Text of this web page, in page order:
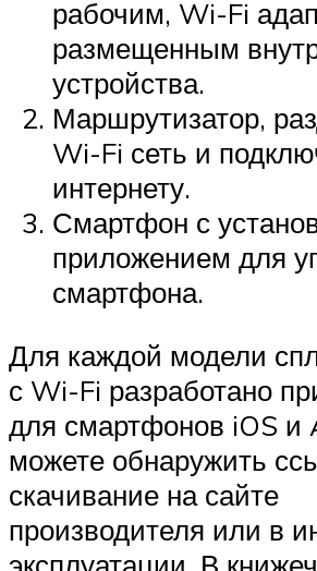
рабочим, Wi-Fi
размещенным
устройства.
Маршрутизатор,
Wi-Fi сеть и
интернету.
Смартфон с
приложением для
смартфона.
Для каждой модели
с Wi-Fi разработано
для смартфонов iOS и
можете обнаружить
скачивание на сайте
производителя или в